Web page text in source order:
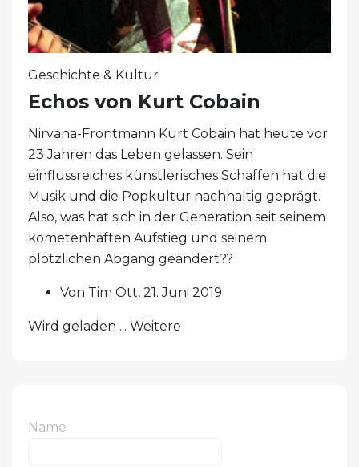
Geschichte & Kultur
Echos von Kurt Cobain
Nirvana-Frontmann Kurt Cobain hat heute vor
23 Jahren das Leben gelassen. Sein
einflussreiches künstlerisches Schaffen hat die
Musik und die Popkultur nachhaltig geprägt.
Also, was hat sich in der Generation seit seinem
kometenhaften Aufstieg und seinem
plötzlichen Abgang geändert??
Von Tim Ott, 21. Juni 2019
Wird geladen ... Weitere
Name